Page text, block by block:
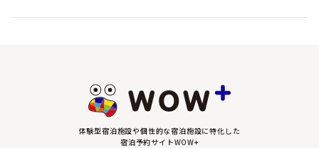
体験型宿泊施設や個性的な宿泊施設に特化した
宿泊予約サイトWOW+